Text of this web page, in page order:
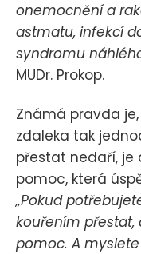
onemocnění a
astmatu, infekcí
syndromu
MUDr. Prokop.
Známá pravda
zdaleka tak
přestat nedaří, je
pomoc, která
„Pokud
kouřením
pomoc. A